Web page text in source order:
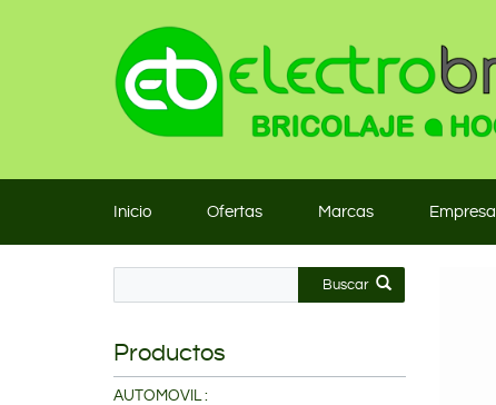
Inicio Ofertas Marcas Empresa
Buscar
Productos
AUTOMOVIL :